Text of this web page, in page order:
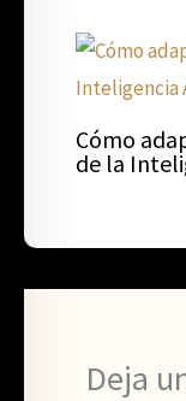
Cómo
de la
Deja